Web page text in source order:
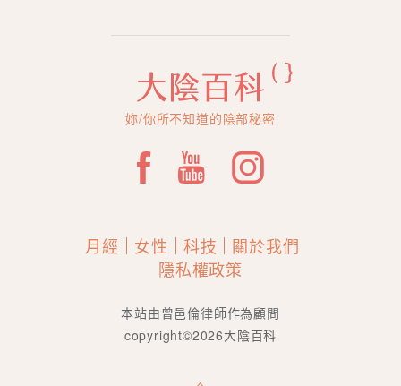
妳/你所不知道的陰部秘密
月經 女性 科技
關於我們
隱私權政策
本站由曾邑倫律師作為顧問
copyright©2026大陰百科